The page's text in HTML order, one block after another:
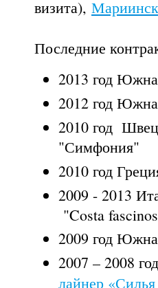
визита),
Последние
2013 год
2012 год
2010 год
"Симфония"
2010 год
2009 - 2013
"Costa
2009 год
2007 – 2008
лайнер